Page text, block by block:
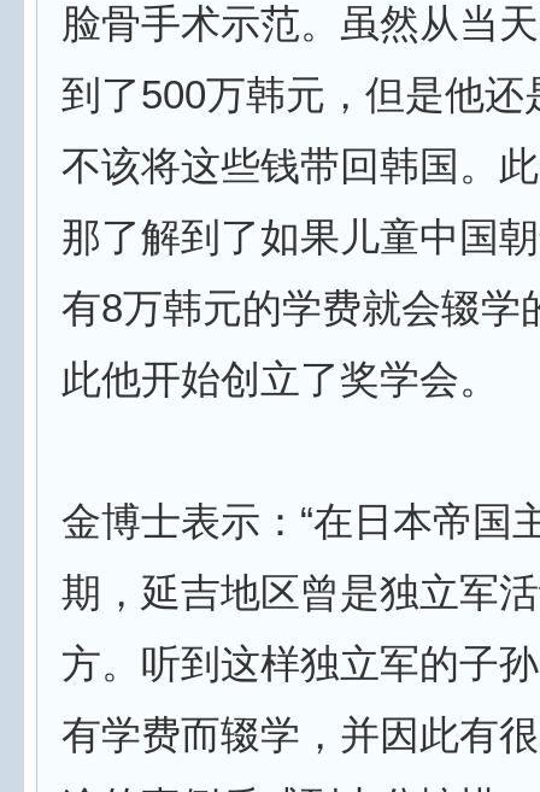
脸骨手术示范。虽然从当
到了500万韩元，但是他还
不该将这些钱带回韩国。
那了解到了如果儿童中国
有8万韩元的学费就会辍学
此他开始创立了奖学会。
金博士表示：“在日本帝国
期，延吉地区曾是独立军
方。听到这样独立军的子
有学费而辍学，并因此有